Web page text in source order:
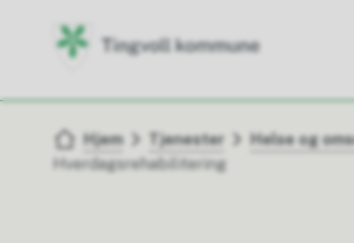
Du er her:
Hjem Tjenester Helse og
Hverdagsrehabilitering